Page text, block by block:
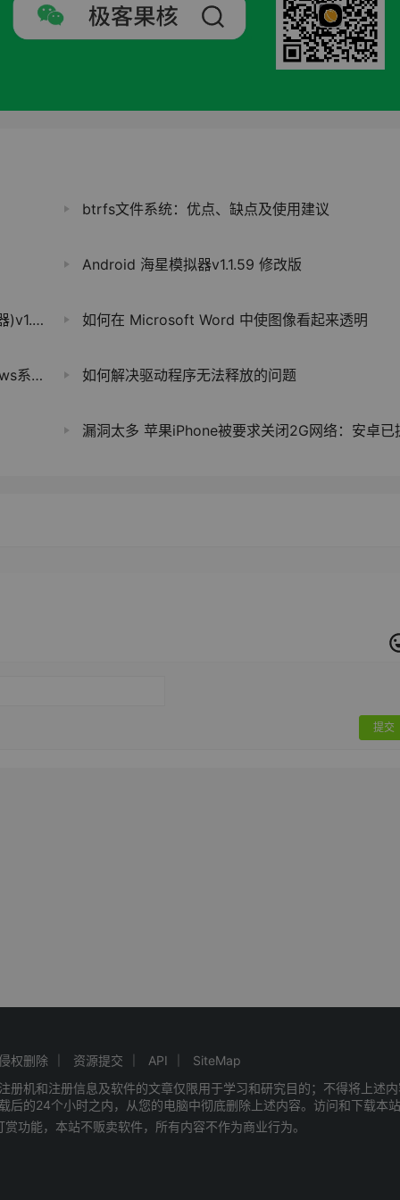
btrfs文件系统：优点、缺点及使用建议
Android 海星模拟器v1.1.59 修改版
机版 如何在 Microsoft Word 中使图像看起来透明
务） 如何解决驱动程序无法释放的问题
漏洞太多 苹果iPhone被要求关闭2G网络：安卓已提前实
提交
权删除 资源提交 API
SiteMap
册机和注册信息及软件的文章仅限用于学习和研究目的；不得将上述
后的24个小时之内，从您的电脑中彻底删除上述内容。访问和下载本
功能，本站不贩卖软件，所有内容不作为商业行为。